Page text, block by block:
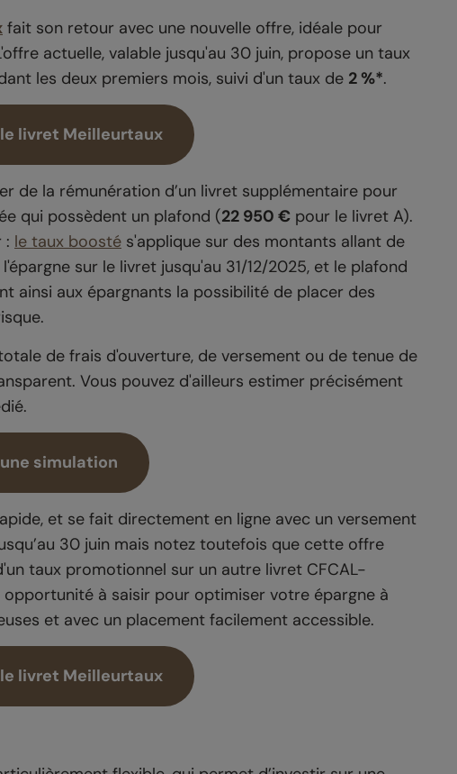
fait son retour avec une nouvelle offre, idéale pour
actuelle, valable jusqu'au 30 juin, propose un taux
les deux premiers mois, suivi d'un taux de 2 %*.
livret Meilleurtaux
de la rémunération d’un livret supplémentaire pour
qui possèdent un plafond (22 950 € pour le livret A).
: le taux boosté s'applique sur des montants allant de
sur le livret jusqu'au 31/12/2025, et le plafond
ainsi aux épargnants la possibilité de placer des
de frais d'ouverture, de versement ou de tenue de
Vous pouvez d'ailleurs estimer précisément
simulation
et se fait directement en ligne avec un versement
30 juin mais notez toutefois que cette offre
taux promotionnel sur un autre livret CFCAL-
opportunité à saisir pour optimiser votre épargne à
et avec un placement facilement accessible.
livret Meilleurtaux